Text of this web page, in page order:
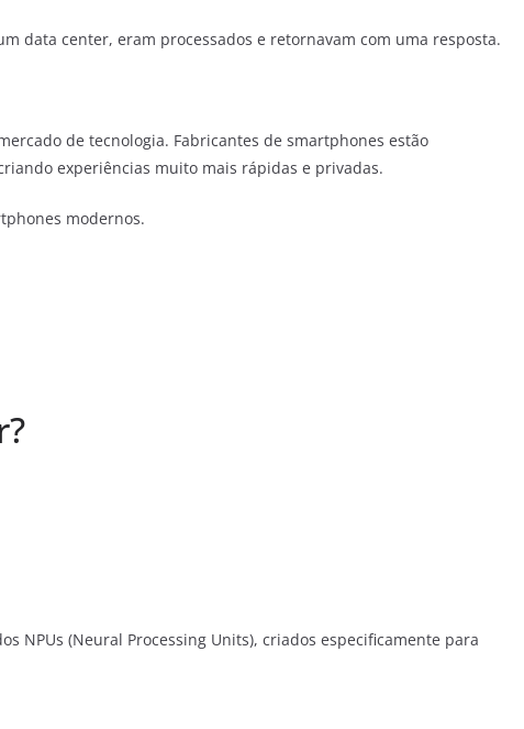
data center, eram processados e retornavam com uma resposta.
de tecnologia. Fabricantes de smartphones estão
experiências muito mais rápidas e privadas.
modernos.
NPUs (Neural Processing Units), criados especificamente para